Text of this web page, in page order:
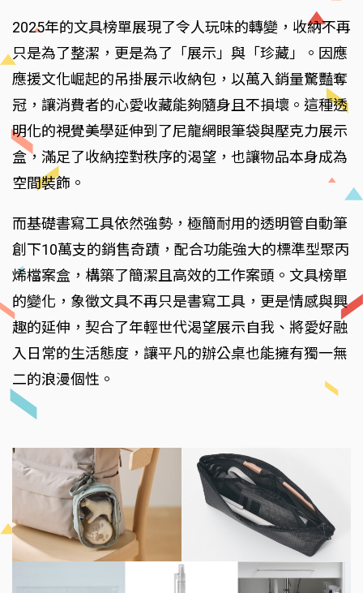
2025年的文具榜單展現了令人玩味的轉變，收納不再
只是為了整潔，更是為了「展示」與「珍藏」。因應
應援文化崛起的吊掛展示收納包，以萬入銷量驚豔奪
冠，讓消費者的心愛收藏能夠隨身且不損壞。這種透
明化的視覺美學延伸到了尼龍網眼筆袋與壓克力展示
盒，滿足了收納控對秩序的渴望，也讓物品本身成為
空間裝飾。
而基礎書寫工具依然強勢，極簡耐用的透明管自動筆
創下10萬支的銷售奇蹟，配合功能強大的標準型聚丙
烯檔案盒，構築了簡潔且高效的工作案頭。文具榜單
的變化，象徵文具不再只是書寫工具，更是情感與興
趣的延伸，契合了年輕世代渴望展示自我、將愛好融
入日常的生活態度，讓平凡的辦公桌也能擁有獨一無
二的浪漫個性。